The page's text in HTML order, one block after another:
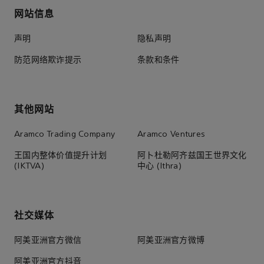
网站信息
声明 隐私声明
防范网络欺诈提示 条款和条件
其他网站
Aramco Trading Company Aramco Ventures
王国内整体价值提升计划
(IKTVA)
阿卜杜勒阿齐兹国王世界文化
中心 (Ithra)
社交媒体
阿美亚洲官方微信 阿美亚洲官方微博
阿美亚洲官方抖音